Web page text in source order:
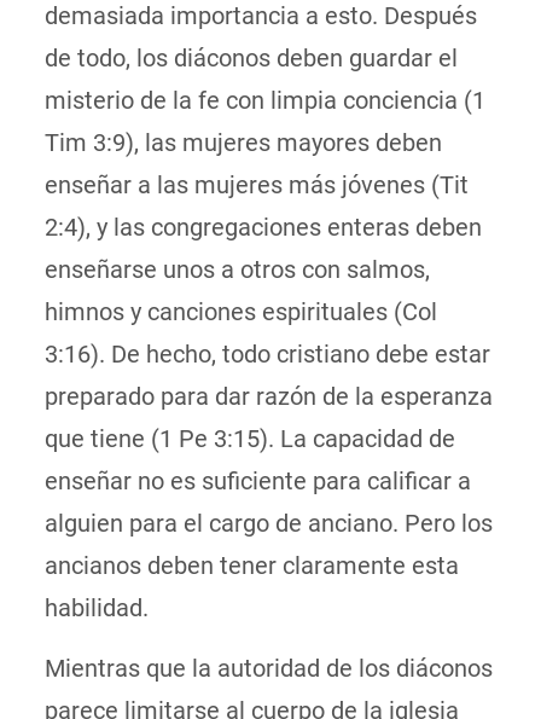
demasiada importancia a esto. Después
de todo, los diáconos deben guardar el
misterio de la fe con limpia conciencia (1
Tim 3:9), las mujeres mayores deben
enseñar a las mujeres más jóvenes (Tit
2:4), y las congregaciones enteras deben
enseñarse unos a otros con salmos,
himnos y canciones espirituales (Col
3:16). De hecho, todo cristiano debe estar
preparado para dar razón de la esperanza
que tiene (1 Pe 3:15). La capacidad de
enseñar no es suficiente para calificar a
alguien para el cargo de anciano. Pero los
ancianos deben tener claramente esta
habilidad.
Mientras que la autoridad de los diáconos
parece limitarse al cuerpo de la iglesia